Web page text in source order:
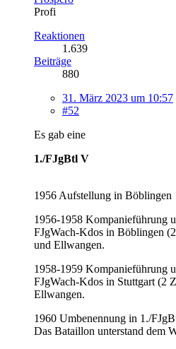
Profi
Reaktionen
1.639
Beiträge
880
31. März 2023 um 10:57
#52
Es gab eine
1./FJgBtl V
1956 Aufstellung in Böblingen
1956-1958 Kompanieführung
FJgWach-Kdos in Böblingen
und Ellwangen.
1958-1959 Kompanieführung
FJgWach-Kdos in Stuttgart (2
Ellwangen.
1960 Umbenennung in 1./
Das Bataillon unterstand dem